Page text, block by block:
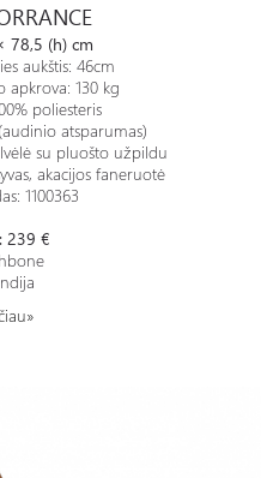
78,5 (h) cm
aukštis: 46cm
apkrova: 130 kg
poliesteris
atsparumas)
su pluošto užpildu
akacijos faneruotė
1100363
239 €